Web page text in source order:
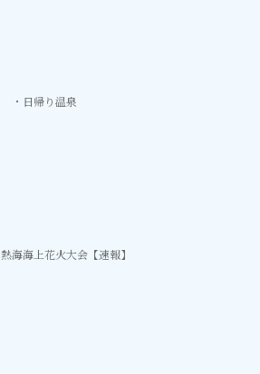
日帰り温泉
熱海海上花火大会【速報】